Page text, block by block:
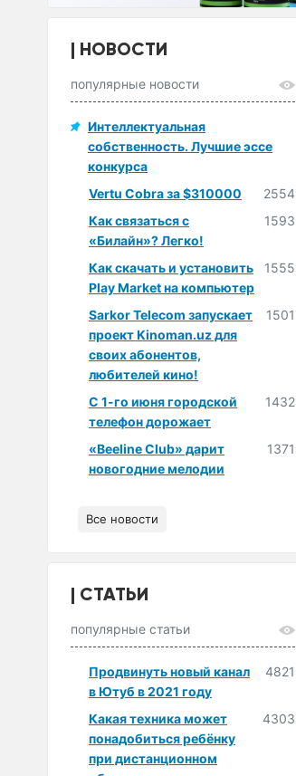
НОВОСТИ
популярные новости
Интеллектуальная
собственность. Лучшие эссе
конкурса
Vertu Cobra за $310000
2554
Как связаться с
«Билайн»? Легко!
1593
Как скачать и установить
Play Market на компьютер
1555
Sarkor Telecom запускает
проект Kinoman.uz для
своих абонентов,
любителей кино!
1501
С 1-го июня городской
телефон дорожает
1432
«Beeline Club» дарит
новогодние мелодии
1371
Все новости
СТАТЬИ
популярные статьи
Продвинуть новый канал
в Ютуб в 2021 году
4821
Какая техника может
понадобиться ребёнку
при дистанционном
4303